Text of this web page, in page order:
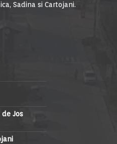
Sadina si Cartojani.
de Jos